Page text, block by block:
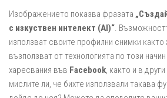
Изображението показва фразата
с изкуствен интелект (AI)“.
използват своите профилни снимки както
възползват от технологията по този
харесвания във Facebook, както и в
мислите ли, че бихте използвали такава